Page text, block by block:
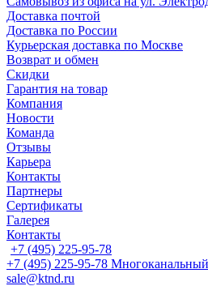
Доставка почтой
Доставка по России
Курьерская доставка по Москве
Возврат и обмен
Скидки
Гарантия на товар
Компания
Новости
Команда
Отзывы
Карьера
Контакты
Партнеры
Сертификаты
Галерея
Контакты
+7 (495) 225-95-78
+7 (495) 225-95-78 Многоканальный
sale@ktnd.ru